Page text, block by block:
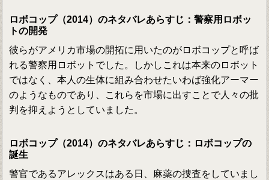
ロボコップ（2014）のネタバレあらすじ：警察用ロボッ
トの開発
彼らがアメリカ市場の開拓に用いたのがロボコップと呼ば
れる警察用ロボットでした。しかしこれは本来のロボット
ではなく、本人の生体に組み合わせたいわば強化アーマー
のようなものであり、これらを市場に出すことで人々の批
判を抑えようとしていました。
ロボコップ（2014）のネタバレあらすじ：ロボコップの
誕生
警官であるアレックスはある日、麻薬の捜査をしていまし